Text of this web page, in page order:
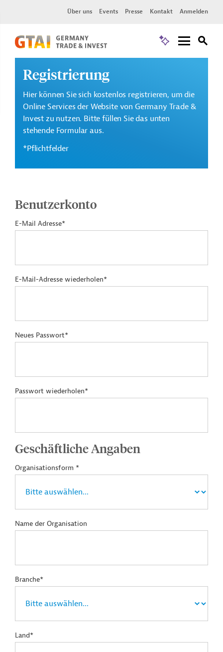
Über uns Events Presse Kontakt Anmelden
Registrierung
Hier können Sie sich kostenlos registrieren, um die
Online Services der Website von Germany Trade &
Invest zu nutzen. Bitte füllen Sie das unten
stehende Formular aus.
*Pflichtfelder
Benutzerkonto
E-Mail Adresse*
E-Mail-Adresse wiederholen*
Neues Passwort*
Passwort wiederholen*
Geschäftliche Angaben
Organisationsform *
Name der Organisation
Branche*
Land*